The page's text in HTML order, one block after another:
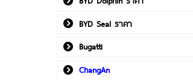
BYD Seal ราคา
Bugatti
ChangAn